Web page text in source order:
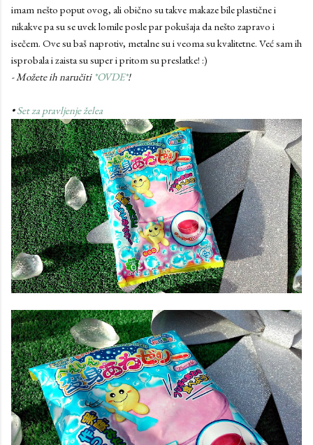
imam nešto poput ovog, ali obično su takve makaze bile plastične i
nikakve pa su se uvek lomile posle par pokušaja da nešto zapravo i
isečem. Ove su baš naprotiv, metalne su i veoma su kvalitetne. Već sam ih
isprobala i zaista su super i pritom su preslatke! :)
- Možete ih naručiti *OVDE*!
•Set za pravljenje želea